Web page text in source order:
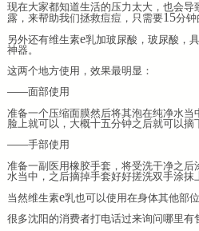
现在大家都知道生活的压力太大，也会
露，来帮助我们拯救痘痘，只需要15分钟
另外还有维生素e乳加玻尿酸，玻尿酸，
神器。
这两个地方使用，效果最明显：
——面部使用
准备一个压缩面膜然后将其泡在纯净水当
脸上就可以，大概十五分钟之后就可以摘
——手部使用
准备一副医用橡胶手套，将受洗干净之后
水当中，之后摘掉手套好好搓洗双手涂抹
当然维生素e乳也可以使用在身体其他部
很多沈阳的消费者打电话过来询问哪里有